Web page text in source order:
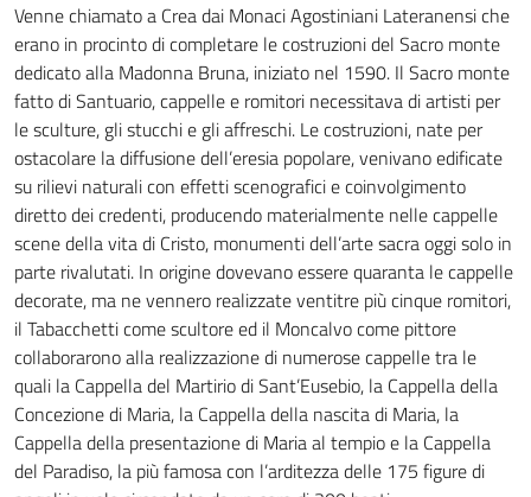
Venne chiamato a Crea dai Monaci Agostiniani Lateranensi che
erano in procinto di completare le costruzioni del Sacro monte
dedicato alla Madonna Bruna, iniziato nel 1590. Il Sacro monte
fatto di Santuario, cappelle e romitori necessitava di artisti per
le sculture, gli stucchi e gli affreschi. Le costruzioni, nate per
ostacolare la diffusione dell’eresia popolare, venivano edificate
su rilievi naturali con effetti scenografici e coinvolgimento
diretto dei credenti, producendo materialmente nelle cappelle
scene della vita di Cristo, monumenti dell’arte sacra oggi solo in
parte rivalutati. In origine dovevano essere quaranta le cappelle
decorate, ma ne vennero realizzate ventitre più cinque romitori,
il Tabacchetti come scultore ed il Moncalvo come pittore
collaborarono alla realizzazione di numerose cappelle tra le
quali la Cappella del Martirio di Sant’Eusebio, la Cappella della
Concezione di Maria, la Cappella della nascita di Maria, la
Cappella della presentazione di Maria al tempio e la Cappella
del Paradiso, la più famosa con l’arditezza delle 175 figure di